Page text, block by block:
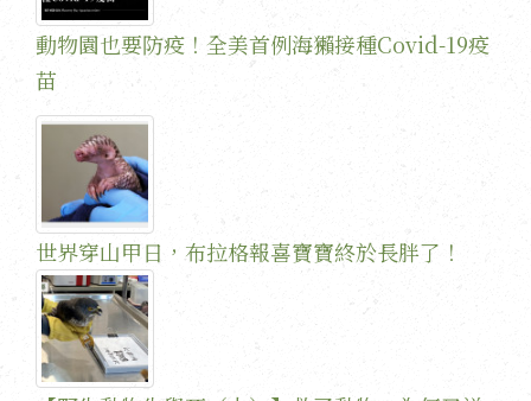
動物園也要防疫！全美首例海獺接種Covid-19疫
苗
世界穿山甲日，布拉格報喜寶寶終於長胖了！